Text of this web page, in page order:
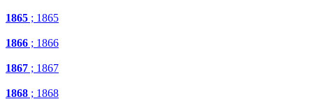
1865 ; 1865
1866 ; 1866
1867 ; 1867
1868 ; 1868